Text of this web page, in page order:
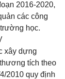
2016-2020,
các công
học.
xây dựng
tích theo
2010 quy định